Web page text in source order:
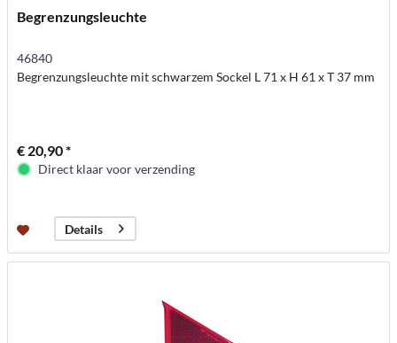
Begrenzungsleuchte
46840
Begrenzungsleuchte mit schwarzem Sockel L 71 x H 61 x T 37 mm
€ 20,90 *
Direct klaar voor verzending
Details